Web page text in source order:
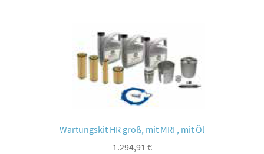
Wartungskit HR groß, mit MRF, mit Öl
1.294,91 €